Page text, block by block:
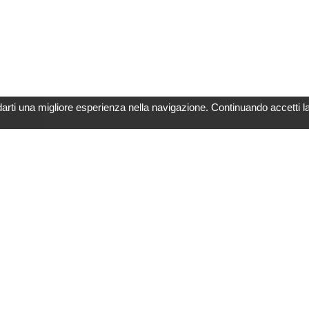
una migliore esperienza nella navigazione. Continuando accetti